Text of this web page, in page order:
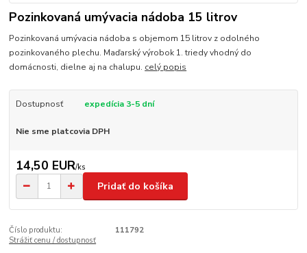
Pozinkovaná umývacia nádoba 15 litrov
Pozinkovaná umývacia nádoba s objemom 15 litrov z odolného
pozinkovaného plechu. Maďarský výrobok 1. triedy vhodný do
domácnosti, dielne aj na chalupu. celý popis
Dostupnosť expedícia 3-5 dní
Nie sme platcovia DPH
14,50 EUR/ks
Pridať do košíka
Číslo produktu:
111792
Strážiť cenu / dostupnosť